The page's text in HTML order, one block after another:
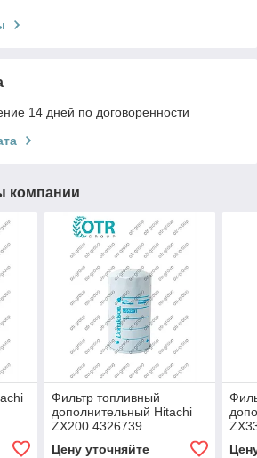
14 дней по договоренности
компании
Фильтр топливный
дополнительный Hitachi
ZX200 4326739
Цену уточняйте